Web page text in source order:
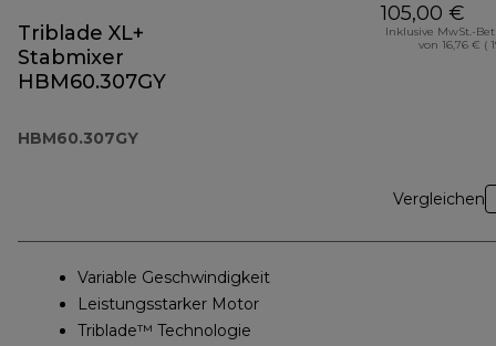
Triblade XL+
Stabmixer
HBM60.307GY
HBM60.307GY
105,00 €
Inklusive MwSt.-
von 16,76 € (
Vergleichen
Variable Geschwindigkeit
Leistungsstarker Motor
Triblade™ Technologie